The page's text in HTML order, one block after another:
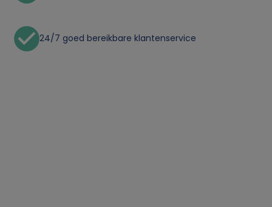
24/7 goed bereikbare klantenservice